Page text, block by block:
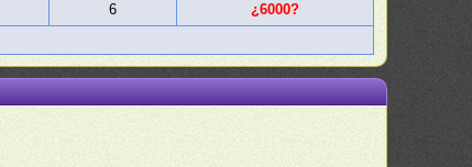
6
¿6000?